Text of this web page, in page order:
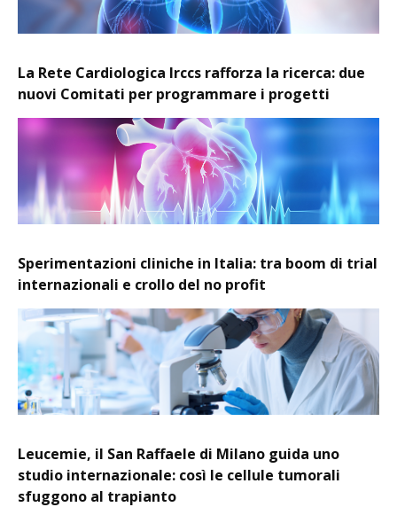
La Rete Cardiologica Irccs rafforza la ricerca: due
nuovi Comitati per programmare i progetti
Sperimentazioni cliniche in Italia: tra boom di trial
internazionali e crollo del no profit
Leucemie, il San Raffaele di Milano guida uno
studio internazionale: così le cellule tumorali
sfuggono al trapianto